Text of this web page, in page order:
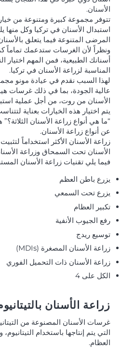
الأسنان.
تتوفر مجموعة كبيرة ومتنوعة من
استبدال الأسنان في تركيا وكل منها
المرضى المتنوعة فيما يتعلق
ونظراً لأن الغرسات ستدعمك تماماً
أسنانك الطبيعية، فمن المهم اختيار
المناسبة لزراعة الأسنان في تركيا.
لهذا السبب نقدم في عيادة مونو
عالية الجودة، بما في ذلك غرسات
الأسنان من روت، من أجل عملية
يتم اختيار هذه الخيارات بعناية
“ما هي أنواع زراعة الأسنان
عن أنواع زراعة الأسنان.
زراعة الأسنان الأكثر استخداماً
الأسنان تحت السمحاق وزراعة
فيما يلي تقنيات زراعة الأسنان
يزرع باطن العظم
يزرع تحت السمعي
تكبير العظام
رفع الجيوب الأنفية
توسيع ريدج
زراعة الأسنان المصغرة (MDIs)
زراعة الأسنان ذات التحميل الفوري
الكل على 4
زراعة الأسنان
غرسات الأسنان المصنوعة من
التي يتم إنتاجها باستخدام
العظام.